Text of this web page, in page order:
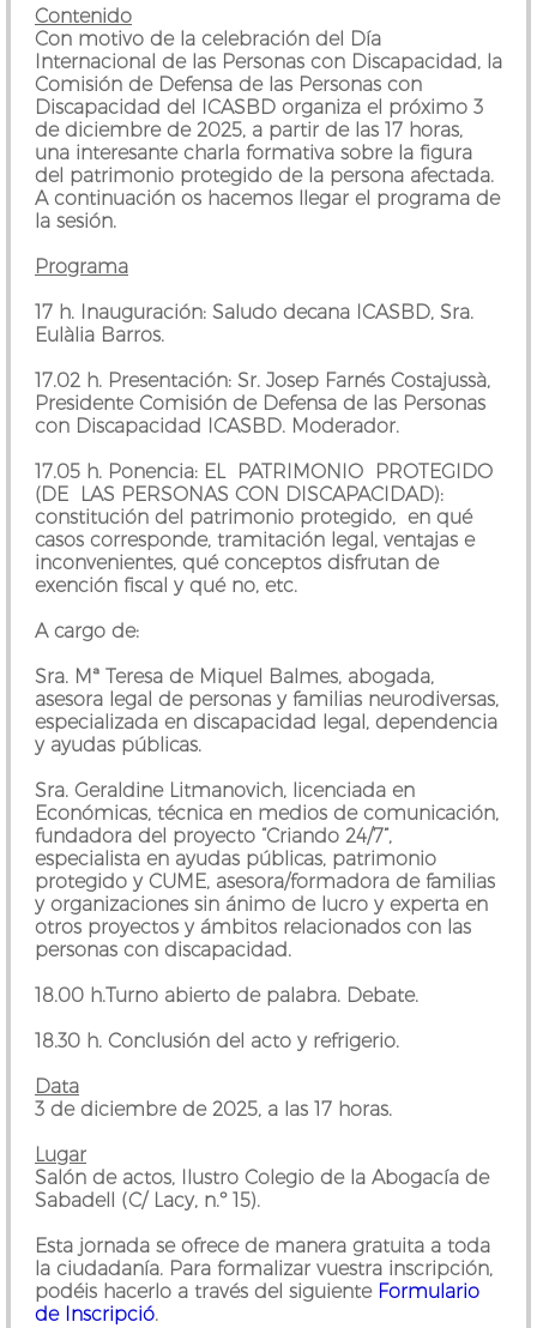
Contenido
Con motivo de la celebración del Día
Internacional de las Personas con Discapacidad, la
Comisión de Defensa de las Personas con
Discapacidad del ICASBD organiza el próximo 3
de diciembre de 2025, a partir de las 17 horas,
una interesante charla formativa sobre la figura
del patrimonio protegido de la persona afectada.
A continuación os hacemos llegar el programa de
la sesión.
Programa
17 h. Inauguración: Saludo decana ICASBD, Sra.
Eulàlia Barros.
17.02 h. Presentación: Sr. Josep Farnés Costajussà,
Presidente Comisión de Defensa de las Personas
con Discapacidad ICASBD. Moderador.
17.05 h. Ponencia: EL PATRIMONIO PROTEGIDO
(DE LAS PERSONAS CON DISCAPACIDAD):
constitución del patrimonio protegido, en qué
casos corresponde, tramitación legal, ventajas e
inconvenientes, qué conceptos disfrutan de
exención fiscal y qué no, etc.
A cargo de:
Sra. Mª Teresa de Miquel Balmes, abogada,
asesora legal de personas y familias neurodiversas,
especializada en discapacidad legal, dependencia
y ayudas públicas.
Sra. Geraldine Litmanovich, licenciada en
Económicas, técnica en medios de comunicación,
fundadora del proyecto “Criando 24/7”,
especialista en ayudas públicas, patrimonio
protegido y CUME, asesora/formadora de familias
y organizaciones sin ánimo de lucro y experta en
otros proyectos y ámbitos relacionados con las
personas con discapacidad.
18.00 h.Turno abierto de palabra. Debate.
18.30 h. Conclusión del acto y refrigerio.
Data
3 de diciembre de 2025, a las 17 horas.
Lugar
Salón de actos, Ilustro Colegio de la Abogacía de
Sabadell (C/ Lacy, n.º 15).
Esta jornada se ofrece de manera gratuita a toda
la ciudadanía. Para formalizar vuestra inscripción,
podéis hacerlo a través del siguiente Formulario
de Inscripció.